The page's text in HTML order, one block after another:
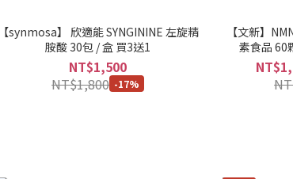
【synmosa】 欣適能 SYNGININE 左旋精
胺酸 30包 / 盒 買3送1
NT$1,500
NT$1,800 -17%
【文新】
素